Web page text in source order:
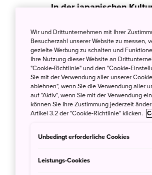
In der japanischen
Weihnachts- und
lieben die fantasievolle
sowie ihrer Parks und
und entwickeln
für ausländische
lassen.
Eine der spektakulärsten
sein. An
statt. Ein Highlight ist die
Projektionsfläche die
Millionen farbigen LED-
Wir und Drittunternehmen mit Ihrer
Besucherzahl unserer Website zu
gezielte Werbung zu schalten und
Ihre Nutzung dieser Website an
"Cookie-Richtlinie" und den "Cookie-
Sie mit der Verwendung aller unserer
ablehnen", wenn Sie die Verwendung aller
auf "Aktiv", wenn Sie mit der Verwendung
können Sie Ihre Zustimmung jederzeit
Artikel 3.2 der "Cookie-Richtlinie" klicken.
Unbedingt erforderliche Cookies
Leistungs-Cookies